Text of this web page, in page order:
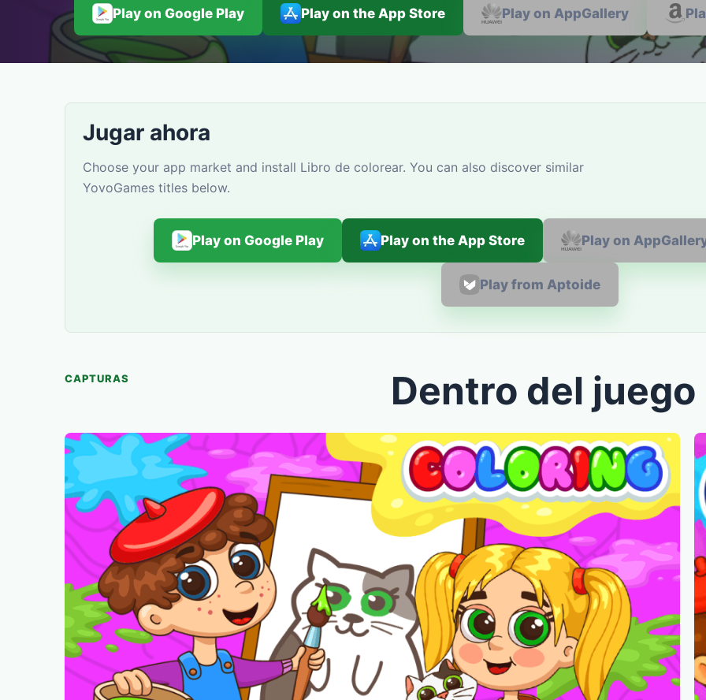
Play on Google Play Play on the App Store Play on AppGallery
Jugar ahora
Choose your app market and install Libro de colorear. You can also discover similar
YovoGames titles below.
Play on Google Play Play on the App Store Play on
Play from Aptoide
CAPTURAS Dentro del juego